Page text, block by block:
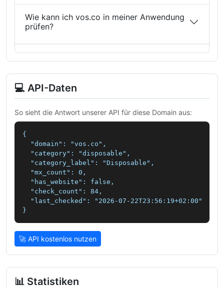
Wie kann ich vos.co in meiner Anwendung
prüfen?
💻 API-Daten
So sieht die Antwort unserer API für diese Domain aus:
{
  "domain": "vos.co",
  "category": "disposable",
  "category_label": "Disposable",
  "mx_count": 0,
  "has_website": false,
  "check_count": 84,
  "last_checked": "2026-07-22T23:56:19+02:00"
}
🚀 API kostenlos nutzen
📊 Statistiken